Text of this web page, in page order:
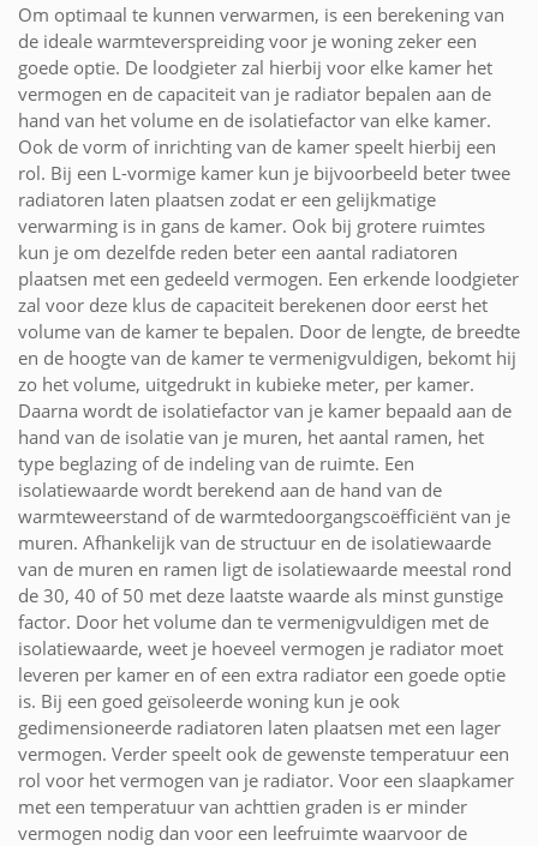
Om optimaal te kunnen verwarmen, is een berekening van
de ideale warmteverspreiding voor je woning zeker een
goede optie. De loodgieter zal hierbij voor elke kamer het
vermogen en de capaciteit van je radiator bepalen aan de
hand van het volume en de isolatiefactor van elke kamer.
Ook de vorm of inrichting van de kamer speelt hierbij een
rol. Bij een L-vormige kamer kun je bijvoorbeeld beter twee
radiatoren laten plaatsen zodat er een gelijkmatige
verwarming is in gans de kamer. Ook bij grotere ruimtes
kun je om dezelfde reden beter een aantal radiatoren
plaatsen met een gedeeld vermogen. Een erkende loodgieter
zal voor deze klus de capaciteit berekenen door eerst het
volume van de kamer te bepalen. Door de lengte, de breedte
en de hoogte van de kamer te vermenigvuldigen, bekomt hij
zo het volume, uitgedrukt in kubieke meter, per kamer.
Daarna wordt de isolatiefactor van je kamer bepaald aan de
hand van de isolatie van je muren, het aantal ramen, het
type beglazing of de indeling van de ruimte. Een
isolatiewaarde wordt berekend aan de hand van de
warmteweerstand of de warmtedoorgangscoëfficiënt van je
muren. Afhankelijk van de structuur en de isolatiewaarde
van de muren en ramen ligt de isolatiewaarde meestal rond
de 30, 40 of 50 met deze laatste waarde als minst gunstige
factor. Door het volume dan te vermenigvuldigen met de
isolatiewaarde, weet je hoeveel vermogen je radiator moet
leveren per kamer en of een extra radiator een goede optie
is. Bij een goed geïsoleerde woning kun je ook
gedimensioneerde radiatoren laten plaatsen met een lager
vermogen. Verder speelt ook de gewenste temperatuur een
rol voor het vermogen van je radiator. Voor een slaapkamer
met een temperatuur van achttien graden is er minder
vermogen nodig dan voor een leefruimte waarvoor de